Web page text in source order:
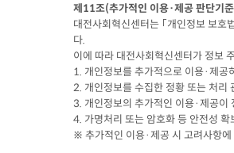
제11조(추가적인 이용·제공 판단기
대전사회혁신센터는 ｢개인정보 보
다.
이에 따라 대전사회혁신센터가 정보
1. 개인정보를 추가적으로 이용·제
2. 개인정보를 수집한 정황 또는 처
3. 개인정보의 추가적인 이용·제공
4. 가명처리 또는 암호화 등 안전성
※ 추가적인 이용·제공 시 고려사항